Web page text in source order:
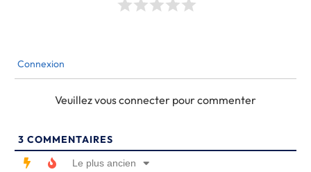
Connexion
Veuillez vous connecter pour commenter
3 COMMENTAIRES
Le plus ancien